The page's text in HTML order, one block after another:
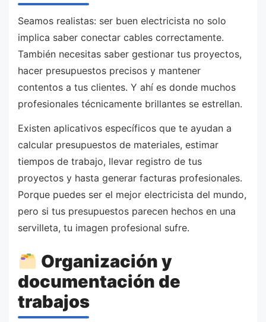
Seamos realistas: ser buen electricista no solo
implica saber conectar cables correctamente.
También necesitas saber gestionar tus proyectos,
hacer presupuestos precisos y mantener
contentos a tus clientes. Y ahí es donde muchos
profesionales técnicamente brillantes se estrellan.
Existen aplicativos específicos que te ayudan a
calcular presupuestos de materiales, estimar
tiempos de trabajo, llevar registro de tus
proyectos y hasta generar facturas profesionales.
Porque puedes ser el mejor electricista del mundo,
pero si tus presupuestos parecen hechos en una
servilleta, tu imagen profesional sufre.
Organización y
documentación de
trabajos